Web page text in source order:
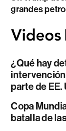
grandes
¿Qué hay
parte de EE.
Copa
batalla de